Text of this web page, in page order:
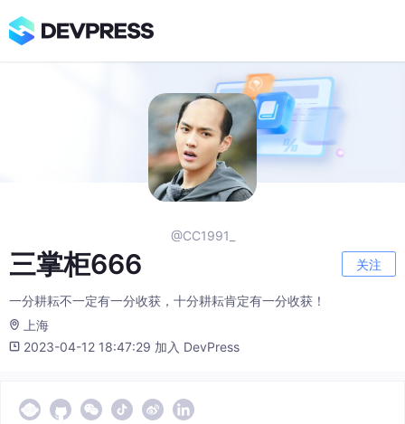
@CC1991_
三掌柜666 关注
一分耕耘不一定有一分收获，十分耕耘肯定有一分收获！
上海
2023-04-12 18:47:29 加入 DevPress